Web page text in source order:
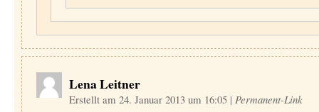
Lena Leitner
Erstellt am 24. Januar 2013 um 16:05 | Permanent-Link